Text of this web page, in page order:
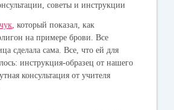
советы и инструкции
, который показал, как
на примере брови. Все
сделала сама. Все, что ей для
инструкция-образец от нашего
консультация от учителя